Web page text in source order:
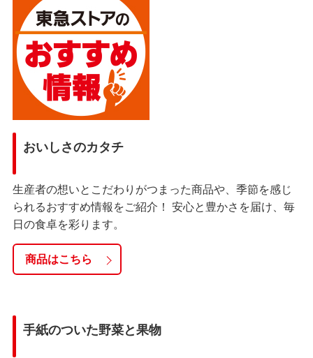
おいしさのカタチ
生産者の想いとこだわりがつまった商品や、季節を感じ
られるおすすめ情報をご紹介！ 安心と豊かさを届け、毎
日の食卓を彩ります。
商品はこちら
手紙のついた野菜と果物